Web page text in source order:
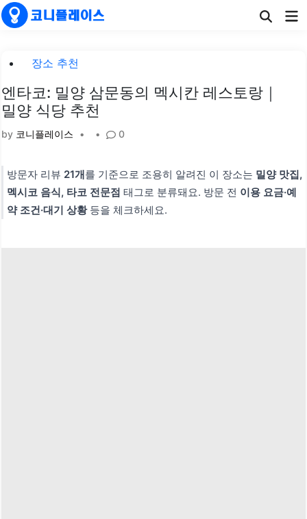
Skip
to
Posted장소 추천
엔타코: 밀양 삼문동의 멕시칸 레스토랑｜
밀양 식당 추천
by 코니플레이스 • • 0
방문자 리뷰 21개를 기준으로 조용히 알려진 이 장소는 밀양 맛집,
멕시코 음식, 타코 전문점 태그로 분류돼요. 방문 전 이용 요금·예
약 조건·대기 상황등을 체크하세요.